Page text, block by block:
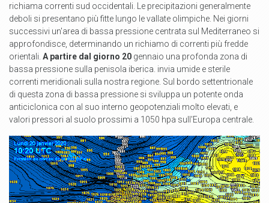
richiama correnti sud occidentali. Le precipitazioni generalmente
deboli si presentano più fitte lungo le vallate olimpiche. Nei giorni
successivi un'area di bassa pressione centrata sul Mediterraneo si
approfondisce, determinando un richiamo di correnti più fredde
orientali. A partire dal giorno 20 gennaio una profonda zona di
bassa pressione sulla penisola iberica. invia umide e sterile
correnti meridionali sulla nostra regione. Sul bordo settentrionale
di questa zona di bassa pressione si sviluppa un potente onda
anticiclonica con al suo interno geopotenziali molto elevati, e
valori pressori al suolo prossimi a 1050 hpa sull'Europa centrale.